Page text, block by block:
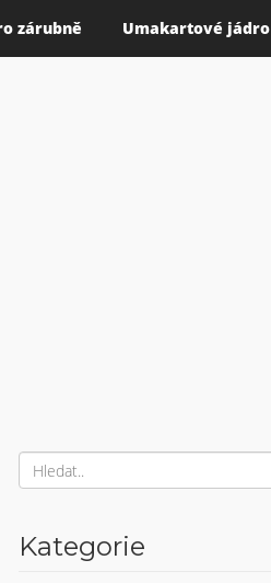
zárubně Umakartové jádro
Kategorie